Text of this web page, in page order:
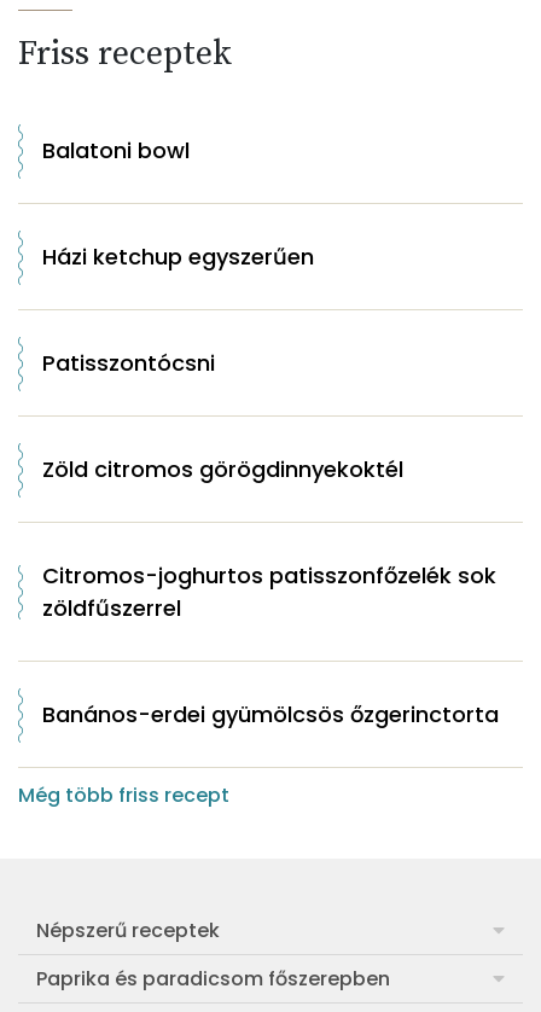
Friss receptek
Balatoni bowl
Házi ketchup egyszerűen
Patisszontócsni
Zöld citromos görögdinnyekoktél
Citromos-joghurtos patisszonfőzelék sok
zöldfűszerrel
Banános-erdei gyümölcsös őzgerinctorta
Még több friss recept
Népszerű receptek
Frankfurti leves
Paprika és paradicsom főszerepben